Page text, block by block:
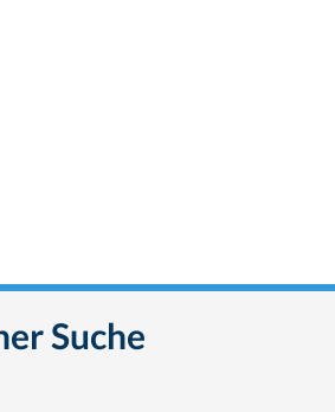
Suche